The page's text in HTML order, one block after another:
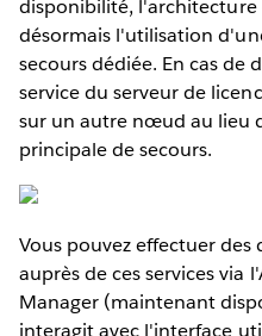
disponibilité, l'architecture
désormais l'utilisation
secours dédiée. En cas
service du serveur de
sur un autre nœud au lieu
principale de secours.
Vous pouvez effectuer
auprès de ces services via
Manager (maintenant
interagit avec l'interface